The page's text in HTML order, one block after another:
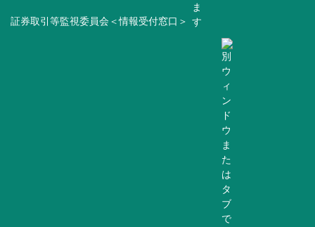
証券取引等監視委員会＜情報受付窓口＞